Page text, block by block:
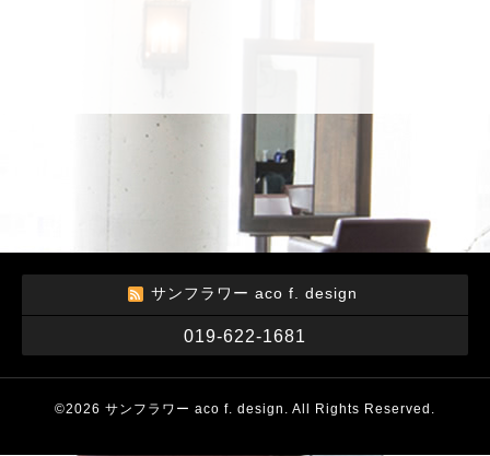
サンフラワー aco f. design
019-622-1681
©2026 サンフラワー aco f. design . All Rights Reserved.